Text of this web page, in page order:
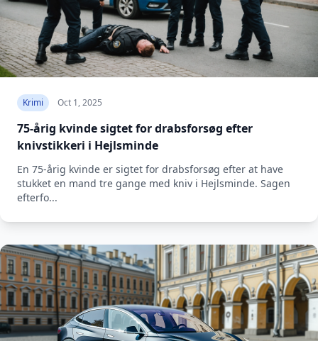
Krimi Oct 1, 2025
75-årig kvinde sigtet for drabsforsøg efter
knivstikkeri i Hejlsminde
En 75-årig kvinde er sigtet for drabsforsøg efter at have
stukket en mand tre gange med kniv i Hejlsminde. Sagen
efterfo...